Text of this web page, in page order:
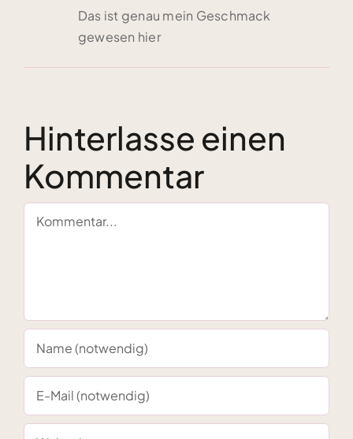
Das ist genau mein Geschmack
gewesen hier
Hinterlasse einen
Kommentar